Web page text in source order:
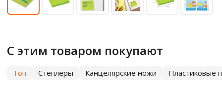
С этим товаром покупают
Топ Степлеры Канцелярские ножи Пластиковые